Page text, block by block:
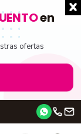
en
ofertas